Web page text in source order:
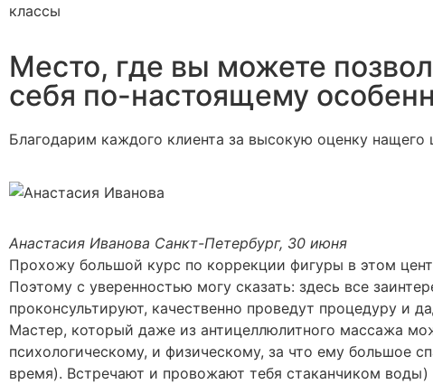
классы
Место, где вы можете
себя по-настоящему
Благодарим каждого клиента за высокую оценку нащего
Анастасия Иванова Санкт-Петербург, 30 июня
Прохожу большой курс по коррекции фигуры в этом
Поэтому с уверенностью могу сказать: здесь все
проконсультируют, качественно проведут процедуру и
Мастер, который даже из антицеллюлитного массажа
психологическому, и физическому, за что ему большое
время). Встречают и провожают тебя стаканчиком